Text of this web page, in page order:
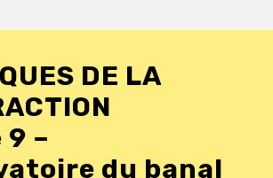
DE LA
9 –
du banal